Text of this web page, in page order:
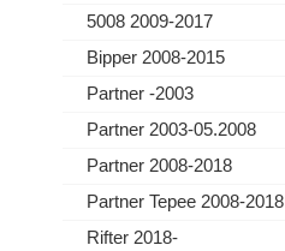
5008 2009-2017
Bipper 2008-2015
Partner -2003
Partner 2003-05.2008
Partner 2008-2018
Partner Tepee 2008-2018
Rifter 2018-